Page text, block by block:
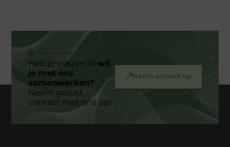
Heb je vragen ofwil
je met ons
samenwerken?
Neem gerust
contact met ons op!
Neem contact op